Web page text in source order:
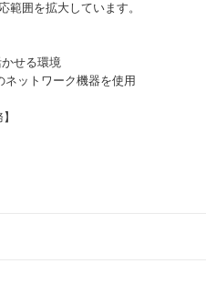
範囲を拡大しています。
せる環境
ネットワーク機器を使用